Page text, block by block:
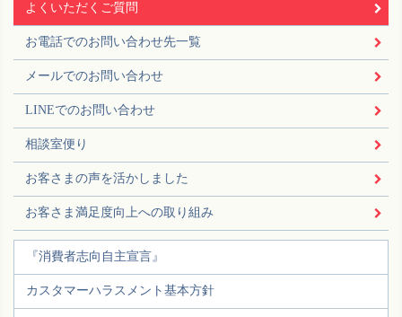
よくいただくご質問
お電話でのお問い合わせ先一覧
メールでのお問い合わせ
LINEでのお問い合わせ
相談室便り
お客さまの声を活かしました
お客さま満足度向上への取り組み
『消費者志向自主宣言』
カスタマーハラスメント基本方針